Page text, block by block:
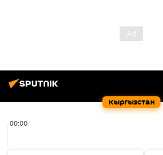
Кыргызстан
00:00